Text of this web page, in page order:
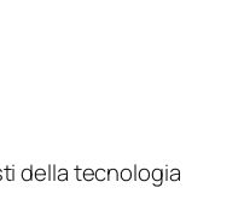
della tecnologia